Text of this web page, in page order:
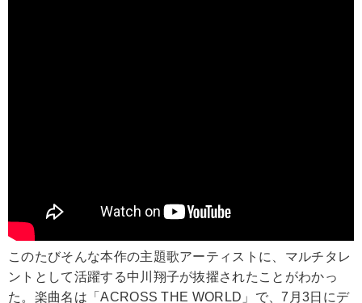
このたびそんな本作の主題歌アーティストに、マルチタレ
ントとして活躍する中川翔子が抜擢されたことがわかっ
た。楽曲名は「ACROSS THE WORLD」で、7月3日にデ